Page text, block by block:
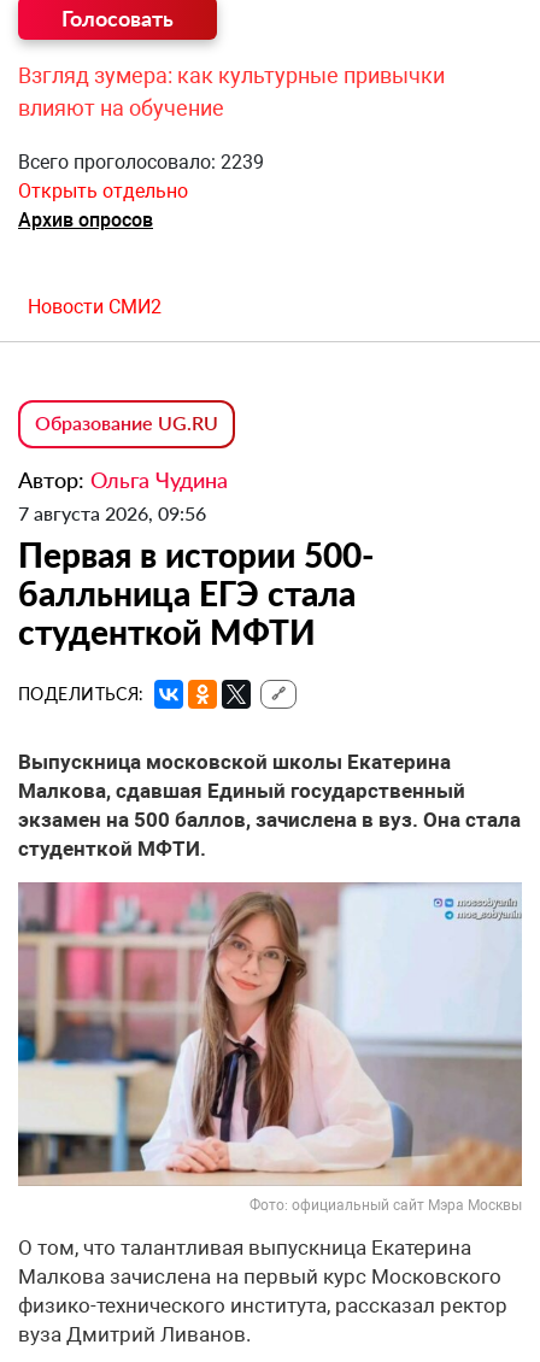
Взгляд зумера: как культурные привычки
влияют на обучение
Всего проголосовало: 2239
Открыть отдельно
Архив опросов
Новости СМИ2
Образование UG.RU
Автор: Ольга Чудина
7 августа 2026, 09:56
Первая в истории 500-
балльница ЕГЭ стала
студенткой МФТИ
ПОДЕЛИТЬСЯ: 🔗
Выпускница московской школы Екатерина
Малкова, сдавшая Единый государственный
экзамен на 500 баллов, зачислена в вуз. Она стала
студенткой МФТИ.
Фото: официальный сайт Мэра Москвы
О том, что талантливая выпускница Екатерина
Малкова зачислена на первый курс Московского
физико-технического института, рассказал ректор
вуза Дмитрий Ливанов.